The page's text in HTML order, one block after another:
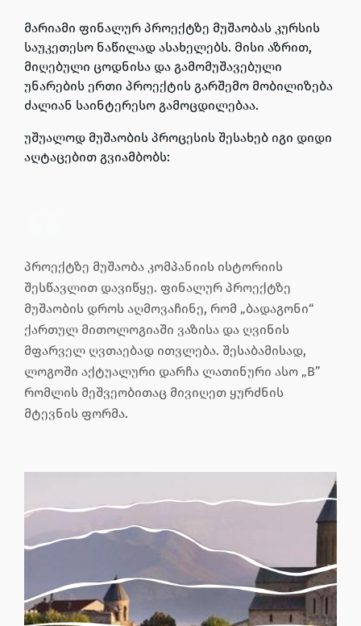
მარიამი ფინალურ პროექტზე მუშაობას კურსის
საუკეთესო ნაწილად ასახელებს. Მისი აზრით,
მიღებული ცოდნისა და გამომუშავებული
უნარების ერთი პროექტის გარშემო მობილიზება
ძალიან საინტერესო გამოცდილებაა.
უშუალოდ მუშაობის პროცესის შესახებ იგი დიდი
აღტაცებით გვიამბობს:
პროექტზე მუშაობა კომპანიის ისტორიის
შესწავლით დავიწყე. ფინალურ პროექტზე
მუშაობის დროს აღმოვაჩინე, რომ „ბადაგონი“
ქართულ მითოლოგიაში ვაზისა და ღვინის
მფარველ ღვთაებად ითვლება. შესაბამისად,
ლოგოში აქტუალური დარჩა ლათინური ასო „B”
რომლის მეშვეობითაც მივიღეთ ყურძნის
მტევნის ფორმა.